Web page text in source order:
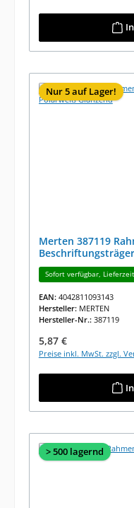
Nur 5 auf Lager!
Merten 387119
Sofort verfügbar,
EAN: 4042811093143
Hersteller: MERTEN
Hersteller-Nr.: 387119
Regulärer Preis:
5,87 €
Preise inkl. MwSt. zzgl.
> 500 lagernd